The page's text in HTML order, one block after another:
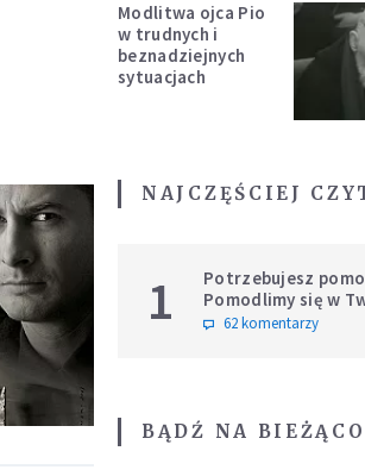
Modlitwa ojca Pio
w trudnych i
beznadziejnych
sytuacjach
NAJCZĘŚCIEJ
1
Potrzebujesz
Pomodlimy się w
intencji
62 komentarzy
BĄDŹ NA BIEŻĄCO